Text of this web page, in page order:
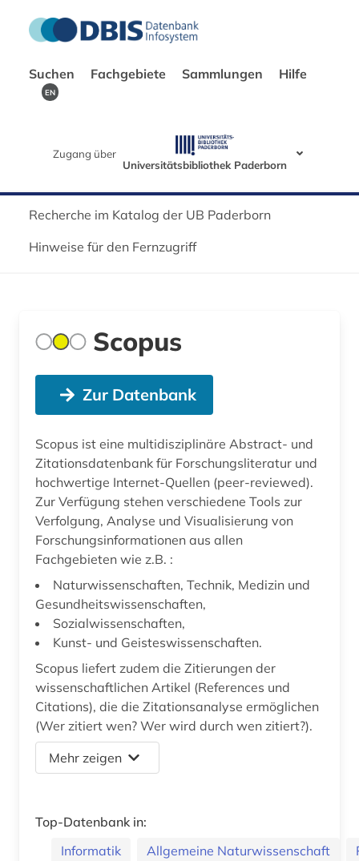
Suchen Fachgebiete Sammlungen Hilfe
EN
Zugang über
Universitätsbibliothek Paderborn
Recherche im Katalog der UB Paderborn
Hinweise für den Fernzugriff
Scopus
Zur Datenbank
Scopus ist eine multidisziplinäre Abstract- und
Zitationsdatenbank für Forschungsliteratur und
hochwertige Internet-Quellen (peer-reviewed).
Zur Verfügung stehen verschiedene Tools zur
Verfolgung, Analyse und Visualisierung von
Forschungsinformationen aus allen
Fachgebieten wie z.B. :
Naturwissenschaften, Technik, Medizin und
Gesundheitswissenschaften,
Sozialwissenschaften,
Kunst- und Geisteswissenschaften.
Scopus liefert zudem die Zitierungen der
wissenschaftlichen Artikel (References und
Citations), die die Zitationsanalyse ermöglichen
(Wer zitiert wen? Wer wird durch wen zitiert?).
Mehr zeigen
Top-Datenbank in:
Informatik
Allgemeine Naturwissenschaft